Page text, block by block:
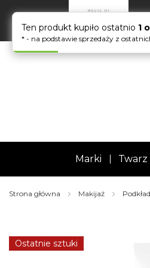
Marki Twarz
Strona główna Makijaż
the
end
Ostatnie sztuki
Ten produkt kupiło ostatnio 1
* - na podstawie sprzedaży z